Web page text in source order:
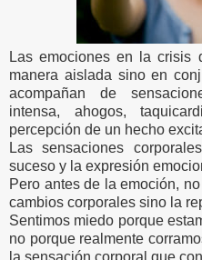
Las emociones en la crisis
manera aislada sino en
acompañan de
intensa, ahogos,
percepción de un hecho
Las sensaciones
suceso y la expresión
Pero antes de la emoción,
cambios corporales sino la
Sentimos miedo porque
no porque realmente